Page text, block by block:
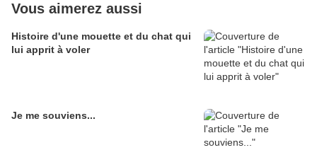
Vous aimerez aussi
Histoire d'une mouette et du chat qui
lui apprit à voler
Je me souviens...